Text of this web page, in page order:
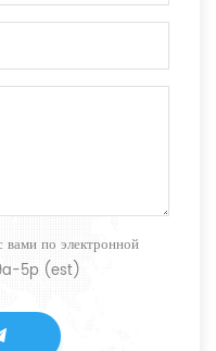
по электронной
9a-5p (est)